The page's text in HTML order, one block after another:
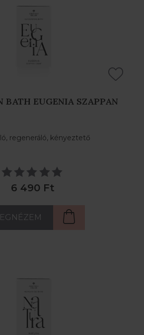
BATH EUGENIA SZAPPAN
regeneráló, kényeztető
6 490 Ft